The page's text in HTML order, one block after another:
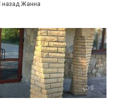
назад Жанна
0